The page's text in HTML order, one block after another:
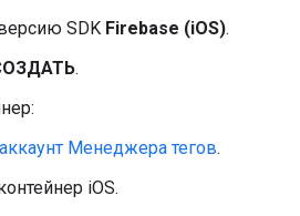
SDK Firebase (iOS).
.
аккаунт Менеджера тегов.
iOS.